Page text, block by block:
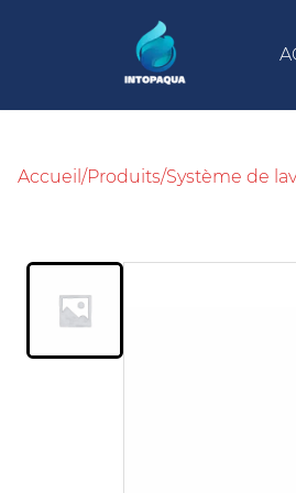
Accueil /Produits/Système de